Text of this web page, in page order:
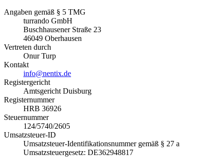
Angaben gemäß § 5 TMG
turrando GmbH
Buschhausener Straße 23
46049 Oberhausen
Vertreten durch
Onur Turp
Kontakt
info@nentix.de
Registergericht
Amtsgericht Duisburg
Registernummer
HRB 36926
Steuernummer
124/5740/2605
Umsatzsteuer-ID
Umsatzsteuer-Identifikationsnummer gemäß § 27 a
Umsatzsteuergesetz: DE362948817